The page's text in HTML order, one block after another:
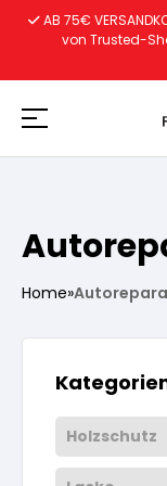
Vorbereitung
Lacke
Wasserlösliche
Vorbereitung
Innenfarben
AB 75€
von Trusted-
Home»
Holzschutz